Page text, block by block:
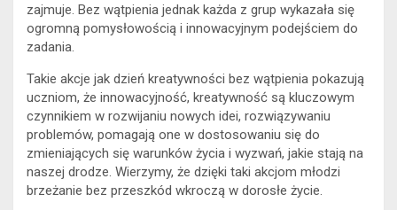
zajmuje. Bez wątpienia jednak każda z grup wykazała się
ogromną pomysłowością i innowacyjnym podejściem do
zadania.
Takie akcje jak dzień kreatywności bez wątpienia pokazują
uczniom, że innowacyjność, kreatywność są kluczowym
czynnikiem w rozwijaniu nowych idei, rozwiązywaniu
problemów, pomagają one w dostosowaniu się do
zmieniających się warunków życia i wyzwań, jakie stają na
naszej drodze. Wierzymy, że dzięki taki akcjom młodzi
brzeżanie bez przeszkód wkroczą w dorosłe życie.